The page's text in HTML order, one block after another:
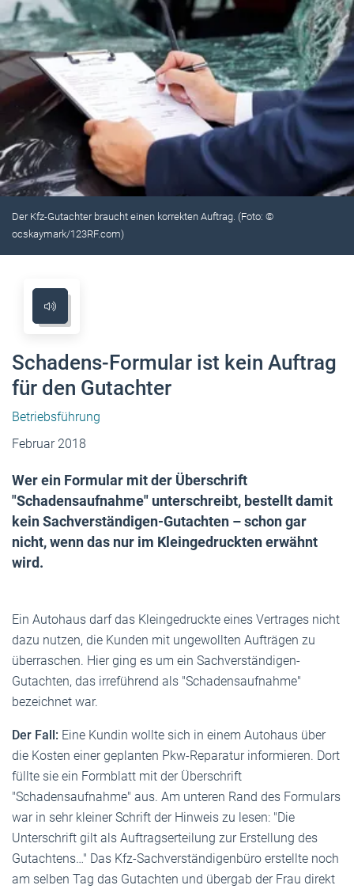
Der Kfz-Gutachter braucht einen korrekten Auftrag. (Foto: ©
ocskaymark/123RF.com)
Schadens-Formular ist kein Auftrag
für den Gutachter
Betriebsführung
Februar 2018
Wer ein Formular mit der Überschrift
"Schadensaufnahme" unterschreibt, bestellt damit
kein Sachverständigen-Gutachten – schon gar
nicht, wenn das nur im Kleingedruckten erwähnt
wird.
Ein Autohaus darf das Kleingedruckte eines Vertrages nicht
dazu nutzen, die Kunden mit ungewollten Aufträgen zu
überraschen. Hier ging es um ein Sachverständigen-
Gutachten, das irreführend als "Schadensaufnahme"
bezeichnet war.
Der Fall: Eine Kundin wollte sich in einem Autohaus über
die Kosten einer geplanten Pkw-Reparatur informieren. Dort
füllte sie ein Formblatt mit der Überschrift
"Schadensaufnahme" aus. Am unteren Rand des Formulars
war in sehr kleiner Schrift der Hinweis zu lesen: "Die
Unterschrift gilt als Auftragserteilung zur Erstellung des
Gutachtens…" Das Kfz-Sachverständigenbüro erstellte noch
am selben Tag das Gutachten und übergab der Frau direkt